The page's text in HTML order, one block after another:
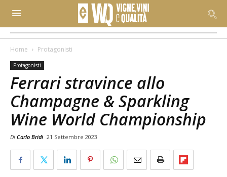
Home Protagonisti
Protagonisti
Ferrari stravince allo
Champagne & Sparkling
Wine World Championship
Di Carlo Bridi 21 Settembre 2023